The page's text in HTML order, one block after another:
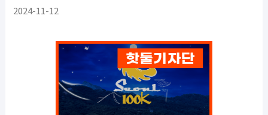
2024-11-12